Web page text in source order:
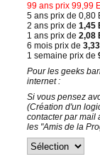
99 ans prix 99,99
5 ans prix de 0,80
2 ans prix de 1,45
1 ans prix de 2,08
6 mois prix de
1 semaine prix de
Pour les geeks
internet :
Si vous pensez
(Création d'un
contacter par mail
les "Amis de la